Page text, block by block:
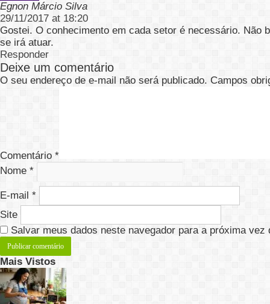
Egnon Márcio Silva
29/11/2017 at 18:20
Gostei. O conhecimento em cada setor é necessário. Não
se irá atuar.
Responder
Deixe um comentário
O seu endereço de e-mail não será publicado. Campos
Comentário *
Nome *
E-mail *
Site
Salvar meus dados neste navegador para a próxima vez
Mais Vistos